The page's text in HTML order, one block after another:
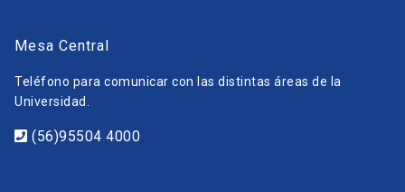
Mesa Central
Teléfono para comunicar con las distintas áreas de la
Universidad.
(56)95504 4000